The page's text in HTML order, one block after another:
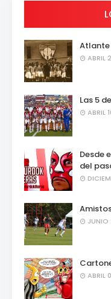
Atlante
ABRIL
Las 5
ABRIL
Desde
del
JUNIO
ABRIL